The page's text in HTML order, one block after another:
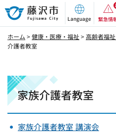
藤沢市
Language 緊急情
ホーム >健康・医療・福祉>高齢者福
介護者教室
家族介護者教室
家族介護者教室 講演会